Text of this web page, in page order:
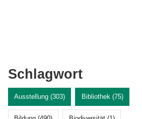
Schlagwort
Ausstellung (303) Bibliothek (75)